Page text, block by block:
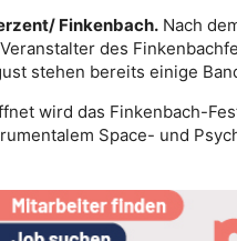
Finkenbach. Nach
des
stehen bereits einige
wird das Finkenbach-
Space- und